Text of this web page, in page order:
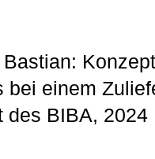
bei einem
des BIBA, 2024